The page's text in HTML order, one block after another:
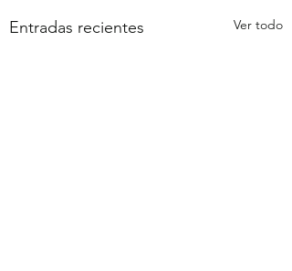
Entradas recientes Ver todo